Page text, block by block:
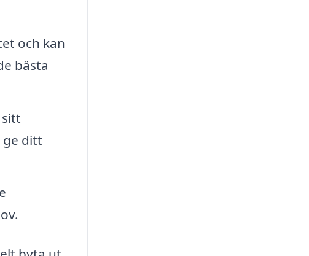
och kan
bästa
ge ditt